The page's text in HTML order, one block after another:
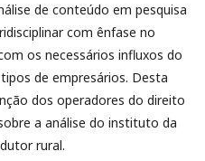
de conteúdo em pesquisa
com ênfase no
os necessários influxos do
de empresários. Desta
dos operadores do direito
a análise do instituto da
rural.